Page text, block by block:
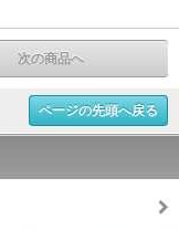
次の商品へ
ページの先頭へ戻る